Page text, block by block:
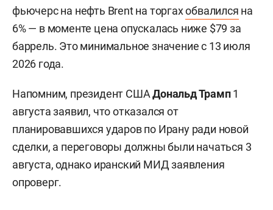
фьючерс на нефть Brent на торгахобвалился на
6% — в моменте цена опускалась ниже $79 за
баррель. Это минимальное значение с 13 июля
2026 года.
Напомним, президент СШАДональд Трамп1
августа заявил, что отказался от
планировавшихся ударов по Ирану ради новой
сделки, а переговоры должны были начаться 3
августа, однако иранский МИД заявления
опроверг.